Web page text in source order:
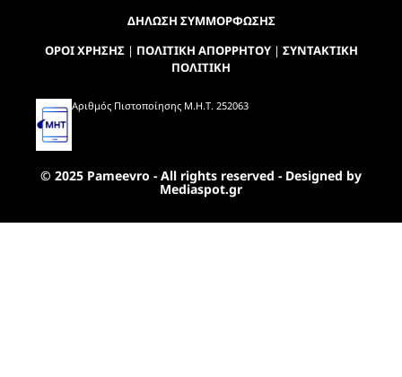
ΔΗΛΩΣΗ ΣΥΜΜΟΡΦΩΣΗΣ
ΟΡΟΙ ΧΡΗΣΗΣ| ΠΟΛΙΤΙΚΗ ΑΠΟΡΡΗΤΟΥ| ΣΥΝΤΑΚΤΙΚΗ
ΠΟΛΙΤΙΚΗ
Αριθμός Πιστοποίησης Μ.Η.Τ. 252063
© 2025 Pameevro - All rights reserved - Designed by
Mediaspot.gr